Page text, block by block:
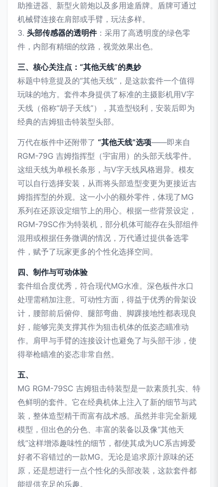
助推进器、新型火箭炮以及多用途盾牌。盾牌可通过
机械臂连接在肩部或手臂，玩法多样。
3. 头部传感器的透明件：采用了高透明度的绿色零
件，内部有精细的纹路，视觉效果出色。
三、核心关注点：“其他天线”的奥妙
标题中特意提及的“其他天线”，是这款套件一个值得
玩味的地方。套件本身提供了标准的主摄影机用V字
天线（俗称“胡子天线”），其造型锐利，安装后即为
经典的吉姆狙击特装型头部。
万代在板件中还附带了 “其他天线”选项——即来自
RGM-79G 吉姆指挥型（宇宙用）的头部天线零件。
这组天线为单根长条形，与V字天线风格迥异。模友
可以自行选择安装，从而将头部造型变更为更接近吉
姆指挥型的外观。这一小小的额外零件，体现了MG
系列在还原设定细节上的用心。根据一些背景设定，
RGM-79SC作为特装机，部分机体可能存在头部组件
混用或根据任务微调的情况，万代通过提供备选零
件，赋予了玩家更多的个性化选择空间。
四、制作与可动体验
套件组合度优秀，符合现代MG水准。深色板件水口
处理需稍加注意。可动性方面，得益于优秀的骨架设
计，腰部前后俯仰、腿部弯曲、脚踝接地性都表现良
好，能够完美支撑其作为狙击机体的低姿态瞄准动
作。肩甲与手臂的连接设计也避免了与头部干涉，使
得举枪瞄准的姿态非常自然。
五、
MG RGM-79SC 吉姆狙击特装型是一款素质扎实、特
色鲜明的套件。它在经典机体上注入了新的细节与武
装，整体造型精干而富有战术感。虽然并非完全新规
模型，但出色的分色、丰富的装备以及像“其他天
线”这样增添趣味性的细节，都使其成为UC系吉姆爱
好者不容错过的一款MG。无论是追求原汁原味的还
原，还是想进行一点个性化的头部改装，这款套件都
能提供充足的乐趣。